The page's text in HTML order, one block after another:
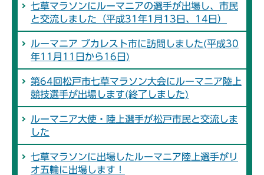
七草マラソンにルーマニアの選手が出場し、市民
と交流しました（平成31年1月13日、14日）
ルーマニア ブカレスト市に訪問しました(平成30
年11月11日から16日)
第64回松戸市七草マラソン大会にルーマニア陸上
競技選手が出場します(終了しました)
ルーマニア大使・陸上選手が松戸市民と交流しま
した
七草マラソンに出場したルーマニア陸上選手がリ
オ五輪に出場します！